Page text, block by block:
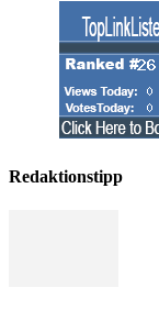
Redaktionstipp